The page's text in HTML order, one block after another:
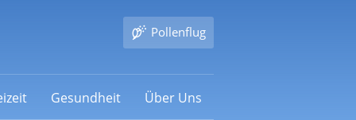
Pollenflug
Gesundheit Über Uns